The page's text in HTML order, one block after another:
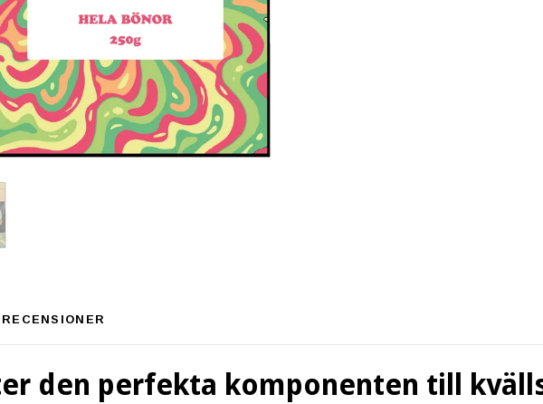
RECENSIONER
den perfekta komponenten till